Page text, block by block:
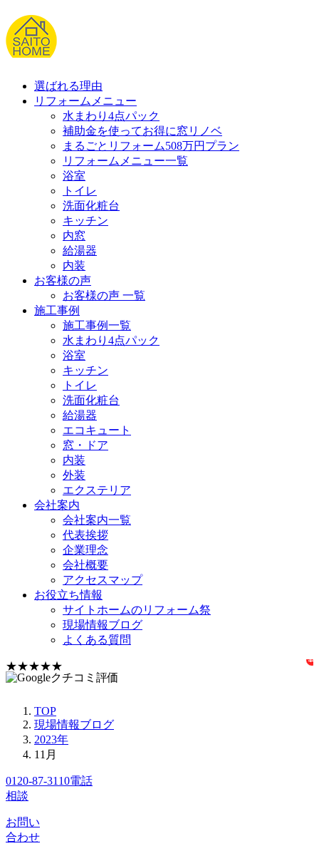
選ばれる理由
リフォームメニュー
水まわり4点パック
補助金を使ってお得に窓リノベ
まるごとリフォーム508万円プラン
リフォームメニュー一覧
浴室
トイレ
洗面化粧台
キッチン
内窓
給湯器
内装
お客様の声
お客様の声 一覧
施工事例
施工事例一覧
水まわり4点パック
浴室
キッチン
トイレ
洗面化粧台
給湯器
エコキュート
窓・ドア
内装
外装
エクステリア
会社案内
会社案内一覧
代表挨拶
企業理念
会社概要
アクセスマップ
お役立ち情報
サイトホームのリフォーム祭
現場情報ブログ
よくある質問
クチコミ評価
★★★★★
(4.4)
44
TOP
現場情報ブログ
2023年
11月
0120-87-3110電話
相談
お問い
合わせ